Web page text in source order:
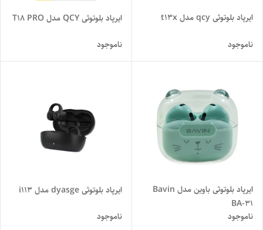
ایرپاد بلوتوثی qcy مدل t13x
ناموجود
ایرپاد بلوتوثی QCY مدل T18 PRO
ناموجود
ایرپاد بلوتوثی باوین مدل Bavin
BA-31
ناموجود
ایرپاد بلوتوثی dyasge مدل i113
ناموجود